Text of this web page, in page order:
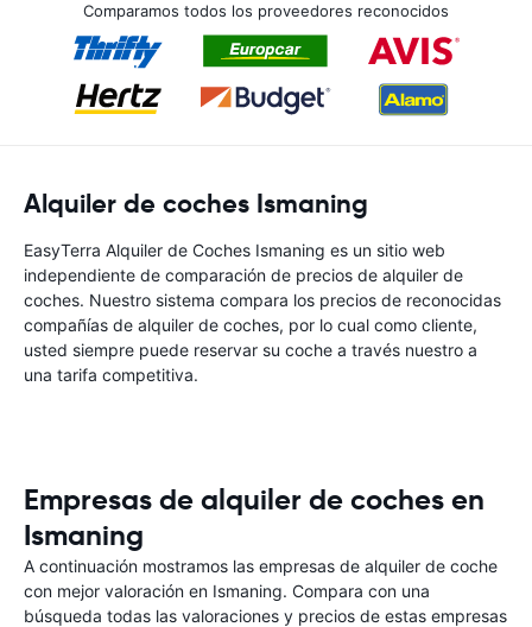
Comparamos todos los proveedores reconocidos
Alquiler de coches Ismaning
EasyTerra Alquiler de Coches Ismaning es un sitio web
independiente de comparación de precios de alquiler de
coches. Nuestro sistema compara los precios de reconocidas
compañías de alquiler de coches, por lo cual como cliente,
usted siempre puede reservar su coche a través nuestro a
una tarifa competitiva.
Empresas de alquiler de coches en
Ismaning
A continuación mostramos las empresas de alquiler de coche
con mejor valoración en Ismaning. Compara con una
búsqueda todas las valoraciones y precios de estas empresas